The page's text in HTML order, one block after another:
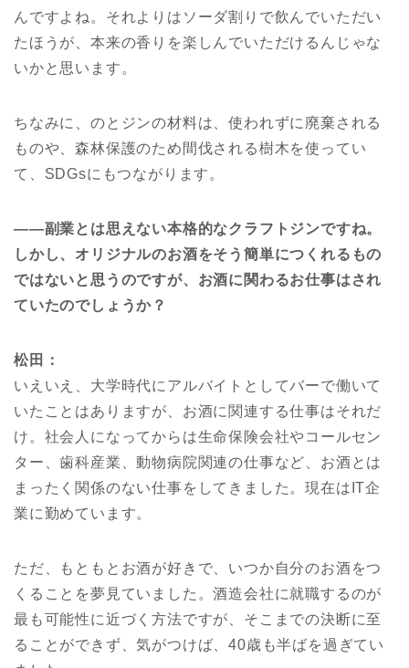
んですよね。それよりはソーダ割りで飲んでいただい
たほうが、本来の香りを楽しんでいただけるんじゃな
いかと思います。
ちなみに、のとジンの材料は、使われずに廃棄される
ものや、森林保護のため間伐される樹木を使ってい
て、SDGsにもつながります。
――副業とは思えない本格的なクラフトジンですね。
しかし、オリジナルのお酒をそう簡単につくれるもの
ではないと思うのですが、お酒に関わるお仕事はされ
ていたのでしょうか？
松田：
いえいえ、大学時代にアルバイトとしてバーで働いて
いたことはありますが、お酒に関連する仕事はそれだ
け。社会人になってからは生命保険会社やコールセン
ター、歯科産業、動物病院関連の仕事など、お酒とは
まったく関係のない仕事をしてきました。現在はIT企
業に勤めています。
ただ、もともとお酒が好きで、いつか自分のお酒をつ
くることを夢見ていました。酒造会社に就職するのが
最も可能性に近づく方法ですが、そこまでの決断に至
ることができず、気がつけば、40歳も半ばを過ぎてい